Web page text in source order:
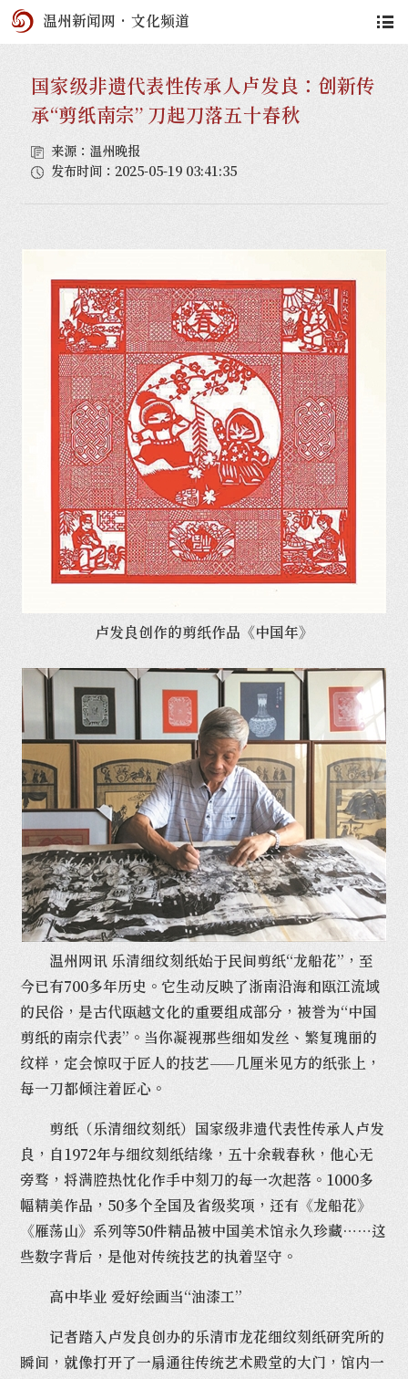
温州新闻网 · 文化频道
国家级非遗代表性传承人卢发良：创新传
承“剪纸南宗” 刀起刀落五十春秋
来源：温州晚报
发布时间：2025-05-19 03:41:35
卢发良创作的剪纸作品《中国年》
温州网讯 乐清细纹刻纸始于民间剪纸“龙船花”，至
今已有700多年历史。它生动反映了浙南沿海和瓯江流域
的民俗，是古代瓯越文化的重要组成部分，被誉为“中国
剪纸的南宗代表”。当你凝视那些细如发丝、繁复瑰丽的
纹样，定会惊叹于匠人的技艺——几厘米见方的纸张上，
每一刀都倾注着匠心。
剪纸（乐清细纹刻纸）国家级非遗代表性传承人卢发
良，自1972年与细纹刻纸结缘，五十余载春秋，他心无
旁骛，将满腔热忱化作手中刻刀的每一次起落。1000多
幅精美作品，50多个全国及省级奖项，还有《龙船花》
《雁荡山》系列等50件精品被中国美术馆永久珍藏……这
些数字背后，是他对传统技艺的执着坚守。
高中毕业 爱好绘画当“油漆工”
记者踏入卢发良创办的乐清市龙花细纹刻纸研究所的
瞬间，就像打开了一扇通往传统艺术殿堂的大门，馆内一